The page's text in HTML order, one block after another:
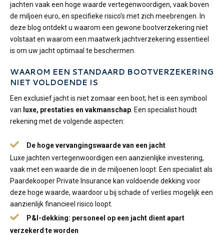
jachten vaak een hoge waarde vertegenwoordigen, vaak boven
de miljoen euro, en specifieke risico’s met zich meebrengen. In
deze blog ontdekt u waarom een gewone bootverzekering niet
volstaat en waarom een maatwerk jachtverzekering essentieel
is om uw jacht optimaal te beschermen.
WAAROM EEN STANDAARD BOOTVERZEKERING
NIET VOLDOENDE IS
Een exclusief jacht is niet zomaar een boot; het is een symbool
van luxe, prestaties en vakmanschap . Een specialist houdt
rekening met de volgende aspecten:
De hoge vervangingswaarde van een jacht
Luxe jachten vertegenwoordigen een aanzienlijke investering,
vaak met een waarde die in de miljoenen loopt. Een specialist als
Paardekooper Private Insurance kan voldoende dekking voor
deze hoge waarde, waardoor u bij schade of verlies mogelijk een
aanzienlijk financieel risico loopt.
P&I-dekking: personeel op een jacht dient apart
verzekerd te worden